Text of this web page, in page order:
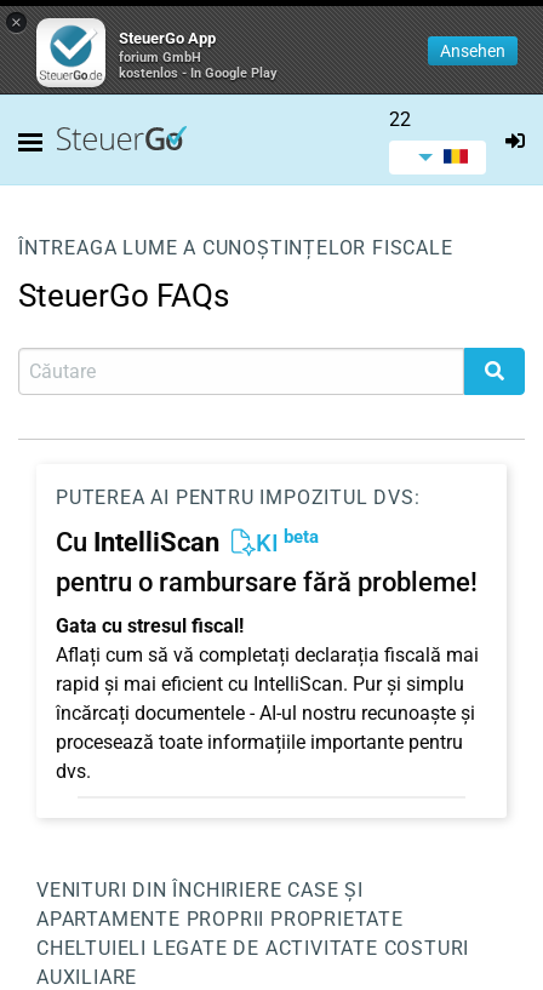
×
SteuerGo App
forium GmbH
kostenlos - In Google Play
Ansehen
22
ÎNTREAGA LUME A CUNOȘTINȚELOR FISCALE
SteuerGo FAQs
PUTEREA AI PENTRU IMPOZITUL DVS:
Cu IntelliScan KI beta
pentru o rambursare fără probleme!
Gata cu stresul fiscal!
Aflați cum să vă completați declarația fiscală mai
rapid și mai eficient cu IntelliScan. Pur și simplu
încărcați documentele - AI-ul nostru recunoaște și
procesează toate informațiile importante pentru
dvs.
VENITURI DIN ÎNCHIRIERE CASE ȘI
APARTAMENTE PROPRII PROPRIETATE
CHELTUIELI LEGATE DE ACTIVITATE COSTURI
AUXILIARE